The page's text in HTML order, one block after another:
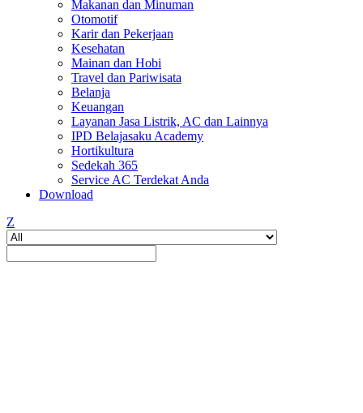
Makanan dan Minuman
Otomotif
Karir dan Pekerjaan
Kesehatan
Mainan dan Hobi
Travel dan Pariwisata
Belanja
Keuangan
Layanan Jasa Listrik, AC dan Lainnya
IPD Belajasaku Academy
Hortikultura
Sedekah 365
Service AC Terdekat Anda
Download
Z